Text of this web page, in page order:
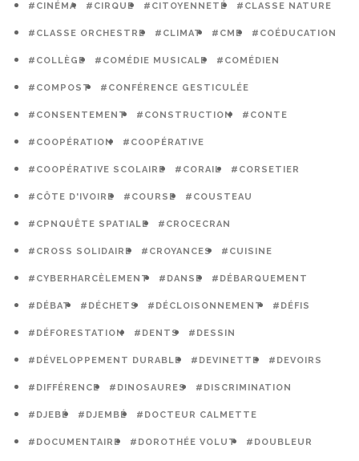
#CINÉMA #CIRQUE #CITOYENNETÉ #CLASSE NATURE
#CLASSE ORCHESTRE #CLIMAT #CME #COÉDUCATION
#COLLÈGE #COMÉDIE MUSICALE #COMÉDIEN
#COMPOST #CONFÉRENCE GESTICULÉE
#CONSENTEMENT #CONSTRUCTION #CONTE
#COOPÉRATION #COOPÉRATIVE
#COOPÉRATIVE SCOLAIRE #CORAIL #CORSETIER
#CÔTE D'IVOIRE #COURSE #COUSTEAU
#CPNQUÊTE SPATIALE #CROCECRAN
#CROSS SOLIDAIRE #CROYANCES #CUISINE
#CYBERHARCÈLEMENT #DANSE #DÉBARQUEMENT
#DÉBAT #DÉCHETS #DÉCLOISONNEMENT #DÉFIS
#DÉFORESTATION #DENTS #DESSIN
#DÉVELOPPEMENT DURABLE #DEVINETTE #DEVOIRS
#DIFFÉRENCE #DINOSAURES #DISCRIMINATION
#DJEBÉ #DJEMBÉ #DOCTEUR CALMETTE
#DOCUMENTAIRE #DOROTHÉE VOLUT #DOUBLEUR